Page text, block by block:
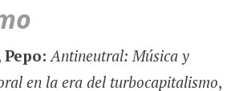
Pepo:Antineutral: Música y
en la era del turbocapitalismo,